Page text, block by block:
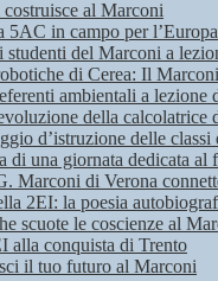
al Marconi
5AC in campo per l’Europa
studenti del Marconi a
di Cerea: Il
ambientali a lezione
della
d’istruzione delle classi
di una giornata dedicata al
Marconi di Verona
2EI: la poesia
scuote le coscienze al
alla conquista di Trento
il tuo futuro al Marconi